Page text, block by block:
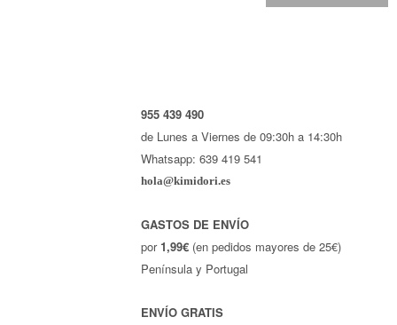
955 439 490
de Lunes a Viernes de 09:30h a 14:30h
Whatsapp: 639 419 541
hola@kimidori.es
GASTOS DE ENVÍO
por 1,99€ (en pedidos mayores de 25€)
Península y Portugal
ENVÍO GRATIS